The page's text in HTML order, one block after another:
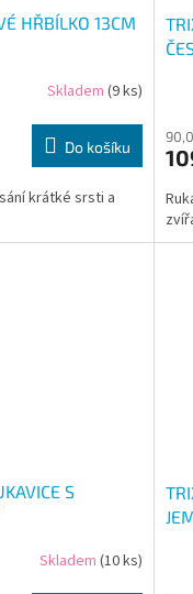
HŘBÍLKO 13CM
Skladem (9 ks)
Do košíku
krátké srsti a
S
Skladem (10 ks)